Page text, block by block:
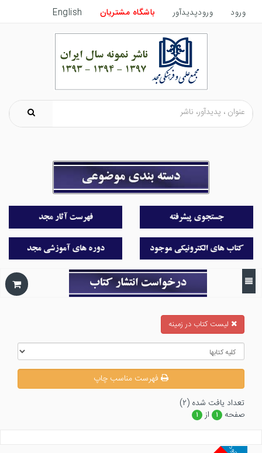
ورود ورودپدیدآور باشگاه مشتریان English
ليست كتاب در زمينه
فهرست مناسب چاپ
تعداد يافت شده (۲)
صفحه
۱ از ۱